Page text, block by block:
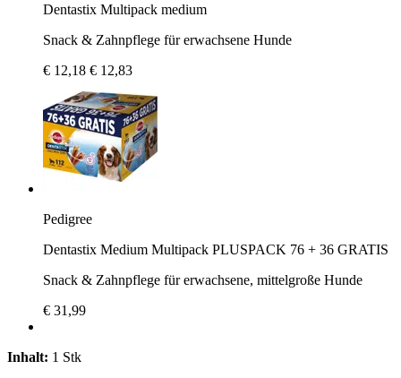
Dentastix Multipack medium
Snack & Zahnpflege für erwachsene Hunde
€ 12,18 € 12,83
Pedigree
Dentastix Medium Multipack PLUSPACK 76 + 36 GRATIS
Snack & Zahnpflege für erwachsene, mittelgroße Hunde
€ 31,99
Inhalt: 1 Stk